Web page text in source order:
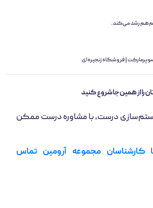
هم رشد می‌کند.
| فروشگاه زنجیره‌ای
را از همین‌جا شروع کنید
درست، با مشاوره درست ممکن
کارشناسان مجموعه آرومین تماس